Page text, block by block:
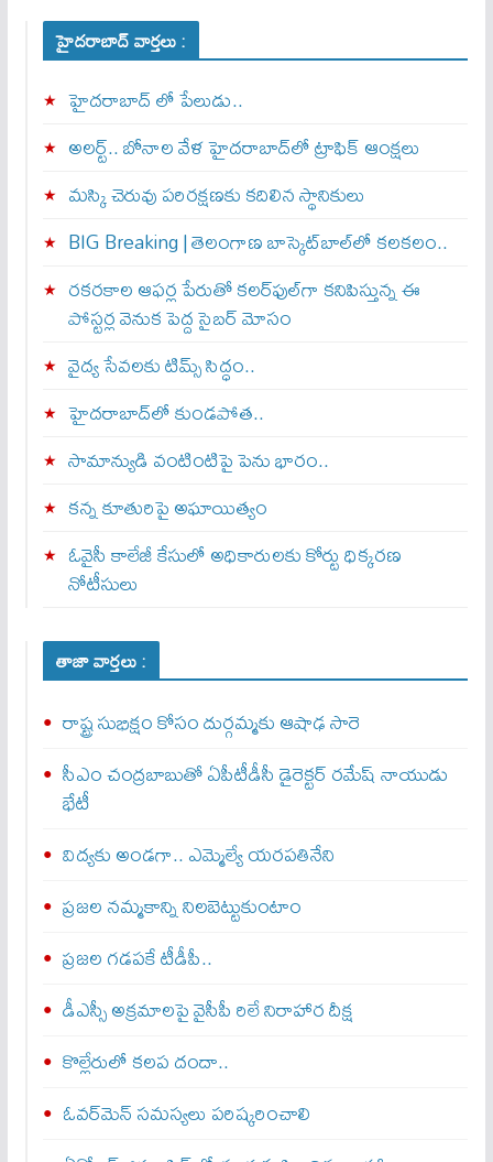
హైదరాబాద్ వార్తలు :
హైదరాబాద్ లో పేలుడు..
అలర్ట్‌.. బోనాల వేళ హైదరాబాద్‌లో ట్రాఫిక్‌ ఆంక్షలు
మస్కి చెరువు పరిరక్షణకు కదిలిన స్థానికులు
BIG Breaking | తెలంగాణ బాస్కెట్‌బాల్‌లో కలకలం..
రకరకాల ఆఫర్ల పేరుతో కలర్‌ఫుల్‌గా కనిపిస్తున్న ఈ
పోస్టర్ల వెనుక పెద్ద సైబర్ మోసం
వైద్య సేవలకు టిమ్స్‌ సిద్ధం..
హైదరాబాద్‌లో కుండపోత..
సామాన్యుడి వంటింటిపై పెను భారం..
కన్న కూతురిపై అఘాయిత్యం
ఓవైసీ కాలేజీ కేసులో అధికారులకు కోర్టు ధిక్కరణ
నోటీసులు
తాజా వార్తలు :
రాష్ట్ర సుభిక్షం కోసం దుర్గమ్మకు ఆషాఢ సారె
సీఎం చంద్రబాబుతో ఏపీటీడీసీ డైరెక్టర్‌ రమేష్‌ నాయుడు
భేటీ
విద్యకు అండగా.. ఎమ్మెల్యే యరపతినేని
ప్రజల నమ్మకాన్ని నిలబెట్టుకుంటాం
ప్రజల గడపకే టీడీపీ..
డీఎస్సీ అక్రమాలపై వైసీపీ రిలే నిరాహార దీక్ష
కొల్లేరులో కలప దందా..
ఓవర్‌మెన్‌ సమస్యలు పరిష్కరించాలి